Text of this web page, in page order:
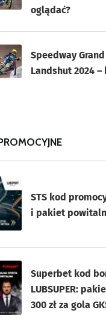
oglądać?
Speedway
Landshut 2024
STS kod
i pakiet
Superbet kod
LUBSUPER:
300 zł za gola